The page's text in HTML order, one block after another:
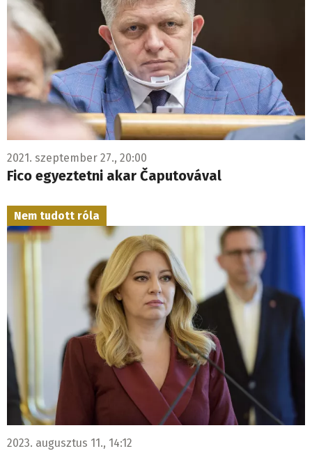
2021. szeptember 27., 20:00
Fico egyeztetni akar Čaputovával
Nem tudott róla
2023. augusztus 11., 14:12